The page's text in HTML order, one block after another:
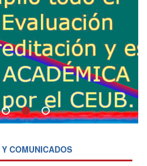
COMUNICADOS